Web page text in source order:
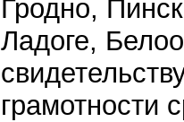
Гродно,
Ладоге,
грамотности